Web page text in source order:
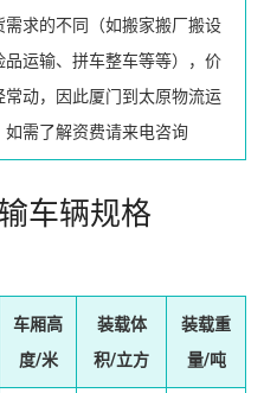
需求的不同（如搬家搬厂搬设
运输、拼车整车等等），价
动，因此厦门到太原物流运
如需了解资费请来电咨询
车辆规格
车厢高
度/米
装载体
积/立方
装载重
量/吨